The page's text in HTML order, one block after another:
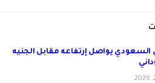
السعودي يواصل إرتفاعه مقابل الجنيه